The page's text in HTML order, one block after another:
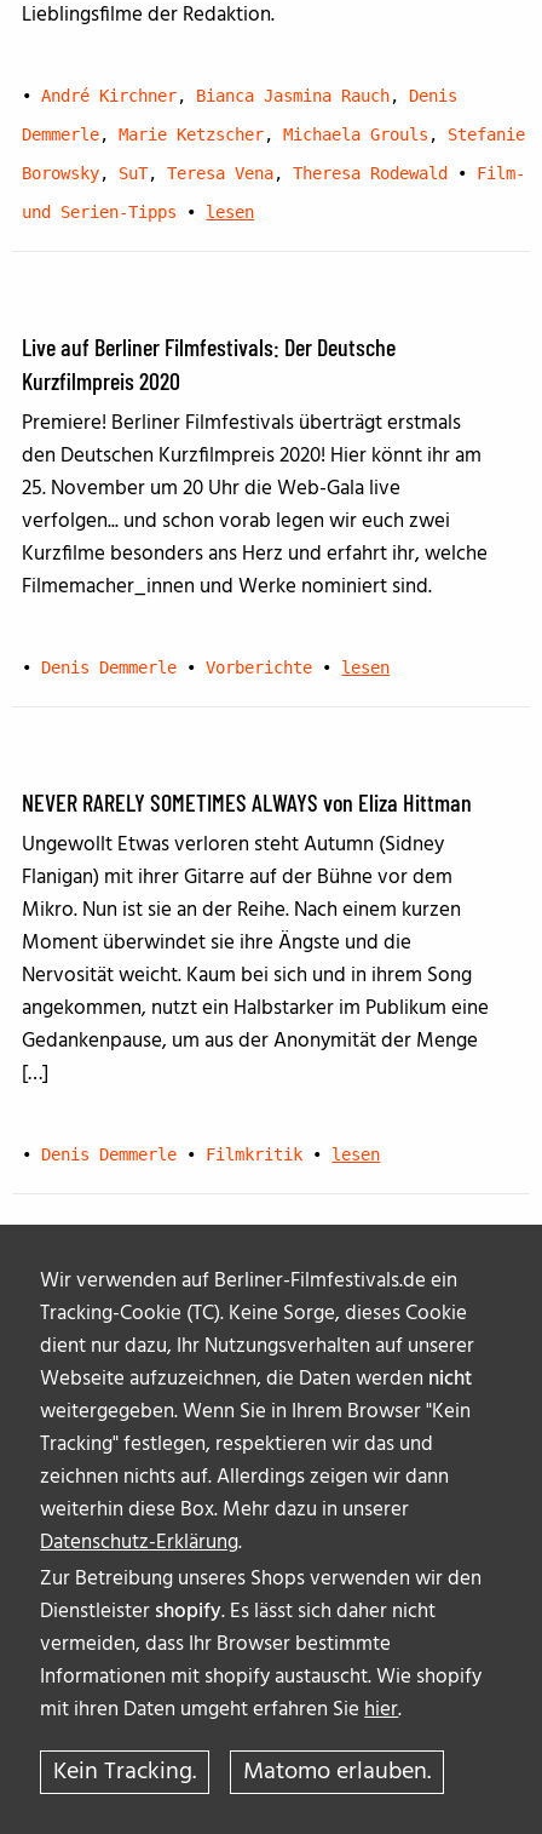
Wir verwenden auf Berliner-Filmfestivals.de ein
Tracking-Cookie (TC). Keine Sorge, dieses Cookie
dient nur dazu, Ihr Nutzungsverhalten auf unserer
Webseite aufzuzeichnen, die Daten werden nicht
weitergegeben. Wenn Sie in Ihrem Browser "Kein
Tracking" festlegen, respektieren wir das und
zeichnen nichts auf. Allerdings zeigen wir dann
weiterhin diese Box. Mehr dazu in unserer
Datenschutz-Erklärung.
Zur Betreibung unseres Shops verwenden wir den
Dienstleistershopify. Es lässt sich daher nicht
vermeiden, dass Ihr Browser bestimmte
Informationen mit shopify austauscht. Wie shopify
mit ihren Daten umgeht erfahren Siehier.
Kein Tracking. Matomo erlauben.
Lieblingsfilme der Redaktion.
• André Kirchner, Bianca Jasmina Rauch, Denis
Demmerle,Marie Ketzscher,Michaela Grouls , Stefanie
Borowsky, SuT,Teresa Vena,Theresa Rodewald •
Film-
und Serien-Tipps
• lesen
Live auf Berliner Filmfestivals: Der Deutsche
Kurzfilmpreis 2020
Premiere! Berliner Filmfestivals überträgt erstmals
den Deutschen Kurzfilmpreis 2020! Hier könnt ihr am
25. November um 20 Uhr die Web-Gala live
verfolgen... und schon vorab legen wir euch zwei
Kurzfilme besonders ans Herz und erfahrt ihr, welche
Filmemacher_innen und Werke nominiert sind.
• Denis Demmerle • Vorberichte • lesen
NEVER RARELY SOMETIMES ALWAYS von Eliza Hittman
Ungewollt Etwas verloren steht Autumn (Sidney
Flanigan) mit ihrer Gitarre auf der Bühne vor dem
Mikro. Nun ist sie an der Reihe. Nach einem kurzen
Moment überwindet sie ihre Ängste und die
Nervosität weicht. Kaum bei sich und in ihrem Song
angekommen, nutzt ein Halbstarker im Publikum eine
Gedankenpause, um aus der Anonymität der Menge
[…]
• Denis Demmerle • Filmkritik • lesen
70. Berlinale: Das Festival-Tagebuch vom Berliner
Fenster und Berliner Filmfestivals
SuT & Denis Demmerle führten das gemeinsame
Tagebuch zur Berlinale 2020 für das Berliner Fenster
und Berliner Filmfestivals. Hier könnt ihr die
bewegenden Festivaltage noch einmal erleben...
Denis Demmerle,SuT •
70. Berlinale: „Streuner und Banditen“ (OT: „Sweet
Thing“) von Alexandre Rockwell – Gläserner Bär
In den Fängen des verkorksten Lebens Das Leben
schubst die Geschwister Billie und Nico zwischen